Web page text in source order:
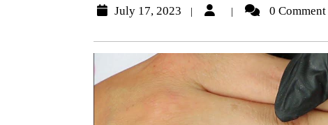
July 17, 2023 | | 0 Comment